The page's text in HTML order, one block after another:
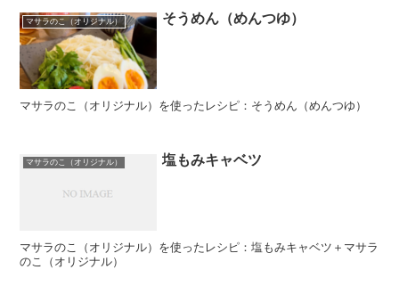
マサラのこ（オリジナル） そうめん（めんつゆ）
マサラのこ（オリジナル）を使ったレシピ：そうめん（めんつゆ）
マサラのこ（オリジナル） 塩もみキャベツ
マサラのこ（オリジナル）を使ったレシピ：塩もみキャベツ＋マサラ
のこ（オリジナル）